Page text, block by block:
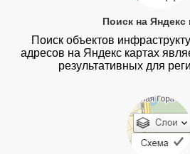
Поиск на Яндекс
Поиск объектов
адресов на Яндекс картах
результативных для